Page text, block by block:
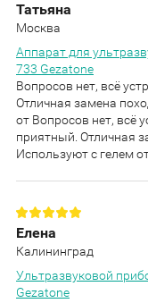
Татьяна
Москва
Аппарат для
733 Gezatone
Вопросов нет, всё
Отличная замена
от Вопросов нет, всё
приятный. Отличная
Используют с гелем
Елена
Калининград
Ультразвуковой
Gezatone